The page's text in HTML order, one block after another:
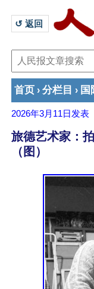
↺ 返回
首页 › 分栏目 › 国
2026年3月11日 发表
旅德艺术家：
（图）